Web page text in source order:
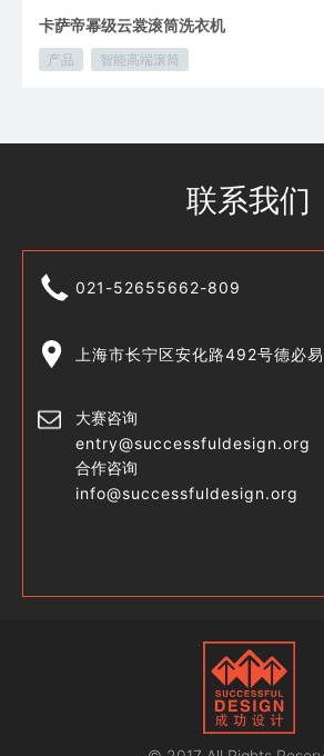
卡萨帝幂级云裳滚筒洗衣机
产品 智能高端滚筒
联系我们
021-52655662-809
上海市长宁区安化路492号德必
大赛咨询
entry@successfuldesign.org
合作咨询
info@successfuldesign.org